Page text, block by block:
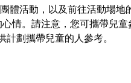
體活動，以及前往活動場地
情。請注意，您可攜帶兒
劃攜帶兒童的人參考。